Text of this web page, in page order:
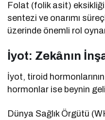
Folat (folik asit)
sentezi ve onarımı
üzerinde önemli rol
İyot: Zekânın
İyot, tiroid
hormonlar ise beynin
Dünya Sağlık Örgütü